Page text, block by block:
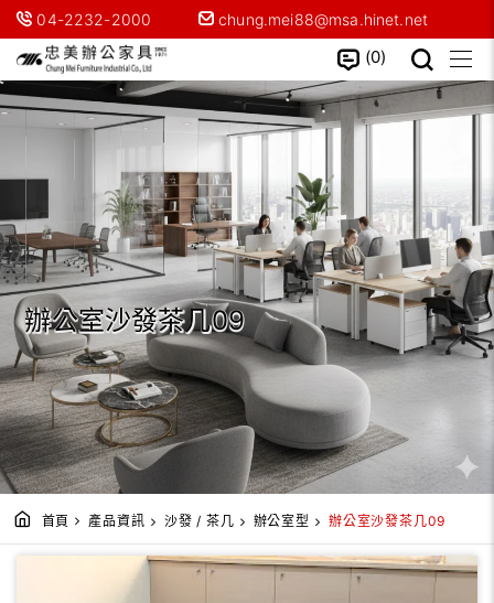
04-2232-2000 chung.mei88@msa.hinet.net
0
辦公室沙發茶几09
首頁 產品資訊 沙發 / 茶几 辦公室型 辦公室沙發茶几09